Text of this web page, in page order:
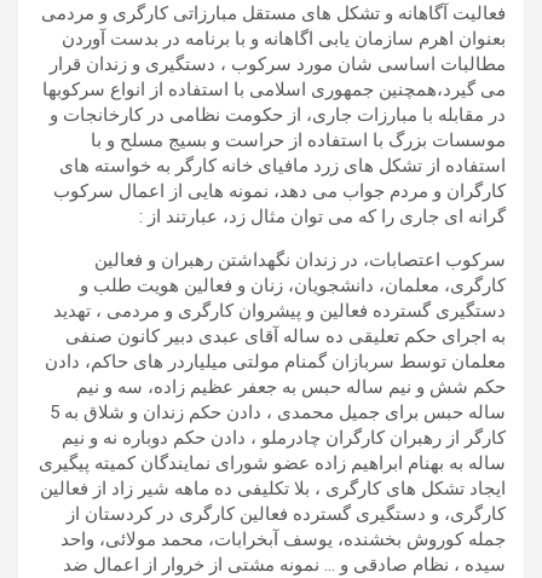
فعالیت آگاهانه و تشکل های مستقل مبارزاتی کارگری و مردمی
بعنوان اهرم سازمان یابی اگاهانه و با برنامه در بدست آوردن
مطالبات اساسی شان مورد سرکوب ، دستگیری و زندان قرار
می گیرد،همچنین جمهوری اسلامی با استفاده از انواع سرکوبها
در مقابله با مبارزات جاری، از حکومت نظامی در کارخانجات و
موسسات بزرگ با استفاده از حراست و بسیج مسلح و با
استفاده از تشکل های زرد مافیای خانه کارگر به خواسته های
کارگران و مردم جواب می دهد، نمونه هایی از اعمال سرکوب
گرانه ای جاری را که می توان مثال زد، عبارتند از :
سرکوب اعتصابات، در زندان نگهداشتن رهبران و فعالین
کارگری، معلمان، دانشجویان، زنان و فعالین هویت طلب و
دستگیری گسترده فعالین و پیشروان کارگری و مردمی ، تهدید
به اجرای حکم تعلیقی ده ساله آقای عبدی دبیر کانون صنفی
معلمان توسط سربازان گمنام مولتی میلیاردر های حاکم، دادن
حکم شش و نیم ساله حبس به جعفر عظیم زاده، سه و نیم
ساله حبس برای جمیل محمدی ، دادن حکم زندان و شلاق به 5
کارگر از رهبران کارگران چادرملو ، دادن حکم دوباره نه و نیم
ساله به بهنام ابراهیم زاده عضو شورای نمایندگان کمیته پیگیری
ایجاد تشکل های کارگری ، بلا تکلیفی ده ماهه شیر زاد از فعالین
کارگری، و دستگیری گسترده فعالین کارگری در کردستان از
جمله کوروش بخشنده، یوسف آبخرابات، محمد مولائی، واحد
سیده ، نظام صادقی و … نمونه مشتی از خروار از اعمال ضد